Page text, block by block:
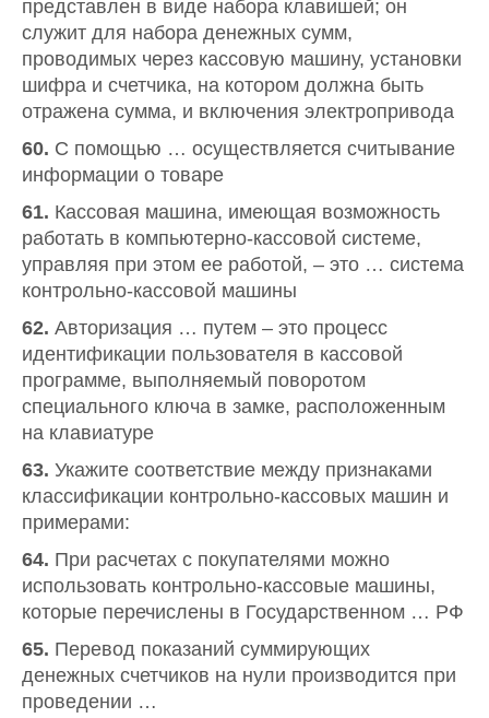
представлен в виде набора клавишей; он
служит для набора денежных сумм,
проводимых через кассовую машину, установки
шифра и счетчика, на котором должна быть
отражена сумма, и включения электропривода
60. С помощью … осуществляется считывание
информации о товаре
61. Кассовая машина, имеющая возможность
работать в компьютерно-кассовой системе,
управляя при этом ее работой, – это … система
контрольно-кассовой машины
62. Авторизация … путем – это процесс
идентификации пользователя в кассовой
программе, выполняемый поворотом
специального ключа в замке, расположенным
на клавиатуре
63. Укажите соответствие между признаками
классификации контрольно-кассовых машин и
примерами:
64. При расчетах с покупателями можно
использовать контрольно-кассовые машины,
которые перечислены в Государственном … РФ
65. Перевод показаний суммирующих
денежных счетчиков на нули производится при
проведении …